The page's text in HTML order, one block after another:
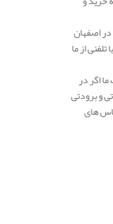
اصفهان
از ما
اگر در
و برودتی
های